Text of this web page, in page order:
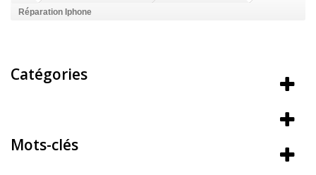
Réparation Iphone
Catégories
Mots-clés